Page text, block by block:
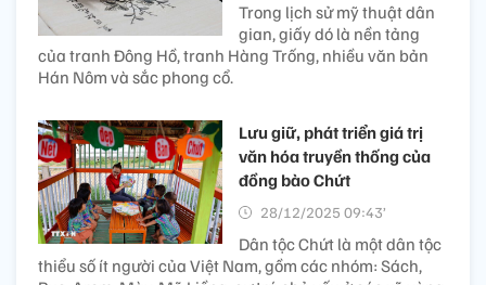
Trong lịch sử mỹ thuật dân
gian, giấy dó là nền tảng
của tranh Đông Hồ, tranh Hàng Trống, nhiều văn bản
Hán Nôm và sắc phong cổ.
Lưu giữ, phát triển giá trị
văn hóa truyền thống của
đồng bào Chứt
28/12/2025 09:43’
Dân tộc Chứt là một dân tộc
thiểu số ít người của Việt Nam, gồm các nhóm: Sách,